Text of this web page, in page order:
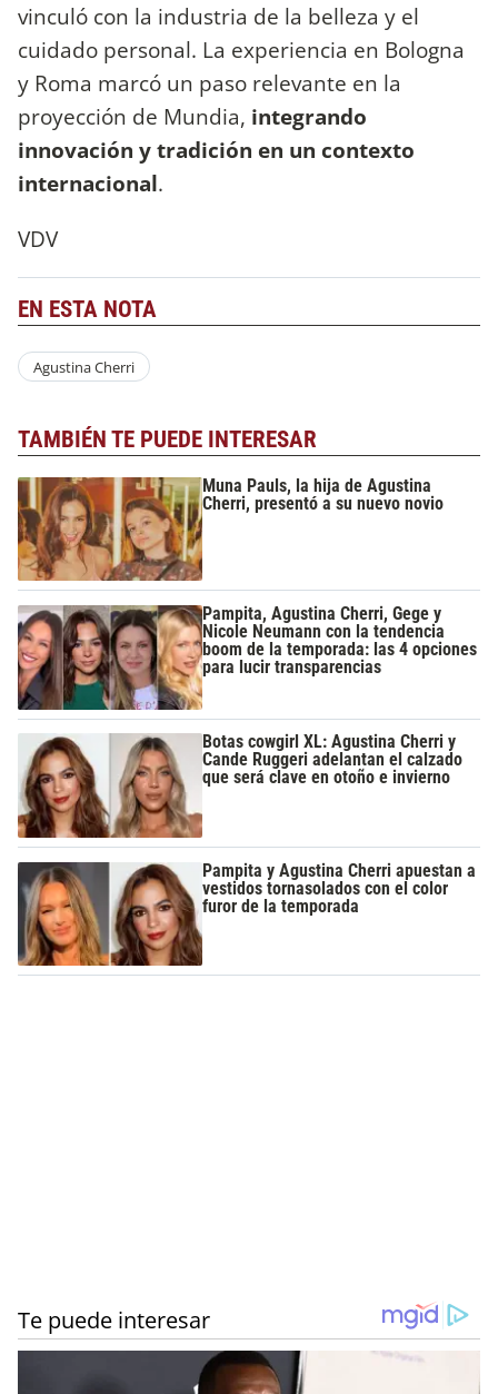
vinculó con la industria de la belleza y el
cuidado personal. La experiencia en Bologna
y Roma marcó un paso relevante en la
proyección de Mundia, integrando
innovación y tradición en un contexto
internacional.
VDV
EN ESTA NOTA
Agustina Cherri
TAMBIÉN TE PUEDE INTERESAR
Muna Pauls, la hija de Agustina
Cherri, presentó a su nuevo novio
Pampita, Agustina Cherri, Gege y
Nicole Neumann con la tendencia
boom de la temporada: las 4 opciones
para lucir transparencias
Botas cowgirl XL: Agustina Cherri y
Cande Ruggeri adelantan el calzado
que será clave en otoño e invierno
Pampita y Agustina Cherri apuestan a
vestidos tornasolados con el color
furor de la temporada